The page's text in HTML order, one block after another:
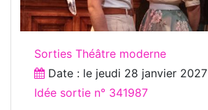
Sorties Théâtre moderne
Date : le jeudi 28 janvier 2027
Idée sortie n° 341987